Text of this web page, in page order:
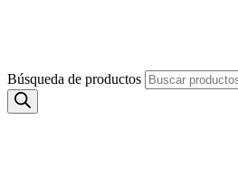
Búsqueda de productos